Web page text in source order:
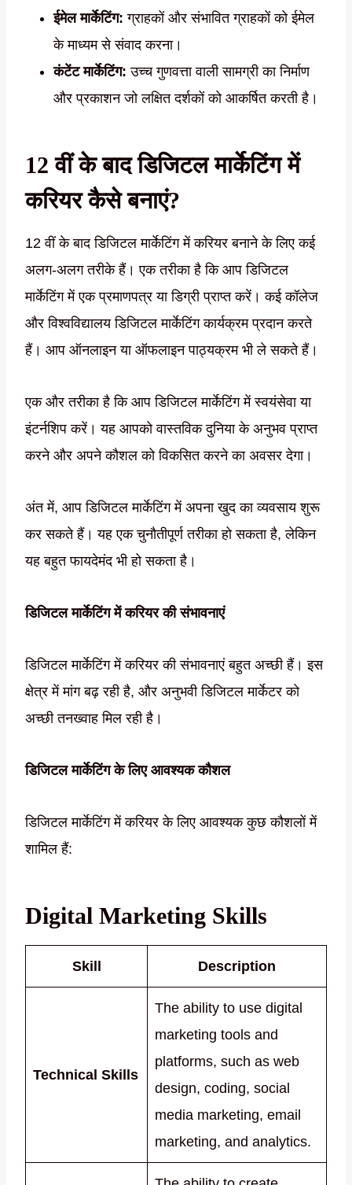
ईमेल मार्केटिंग: ग्राहकों और संभावित ग्राहकों को ईमेल
के माध्यम से संवाद करना।
कंटेंट मार्केटिंग: उच्च गुणवत्ता वाली सामग्री का निर्माण
और प्रकाशन जो लक्षित दर्शकों को आकर्षित करती है।
12 वीं के बाद डिजिटल मार्केटिंग में
करियर कैसे बनाएं?
12 वीं के बाद डिजिटल मार्केटिंग में करियर बनाने के लिए कई
अलग-अलग तरीके हैं। एक तरीका है कि आप डिजिटल
मार्केटिंग में एक प्रमाणपत्र या डिग्री प्राप्त करें। कई कॉलेज
और विश्वविद्यालय डिजिटल मार्केटिंग कार्यक्रम प्रदान करते
हैं। आप ऑनलाइन या ऑफलाइन पाठ्यक्रम भी ले सकते हैं।
एक और तरीका है कि आप डिजिटल मार्केटिंग में स्वयंसेवा या
इंटर्नशिप करें। यह आपको वास्तविक दुनिया के अनुभव प्राप्त
करने और अपने कौशल को विकसित करने का अवसर देगा।
अंत में, आप डिजिटल मार्केटिंग में अपना खुद का व्यवसाय शुरू
कर सकते हैं। यह एक चुनौतीपूर्ण तरीका हो सकता है, लेकिन
यह बहुत फायदेमंद भी हो सकता है।
डिजिटल मार्केटिंग में करियर की संभावनाएं
डिजिटल मार्केटिंग में करियर की संभावनाएं बहुत अच्छी हैं। इस
क्षेत्र में मांग बढ़ रही है, और अनुभवी डिजिटल मार्केटर को
अच्छी तनख्वाह मिल रही है।
डिजिटल मार्केटिंग के लिए आवश्यक कौशल
डिजिटल मार्केटिंग में करियर के लिए आवश्यक कुछ कौशलों में
शामिल हैं:
Digital Marketing Skills
Skill Description
Technical Skills
The ability to use digital
marketing tools and
platforms, such as web
design, coding, social
media marketing, email
marketing, and analytics.